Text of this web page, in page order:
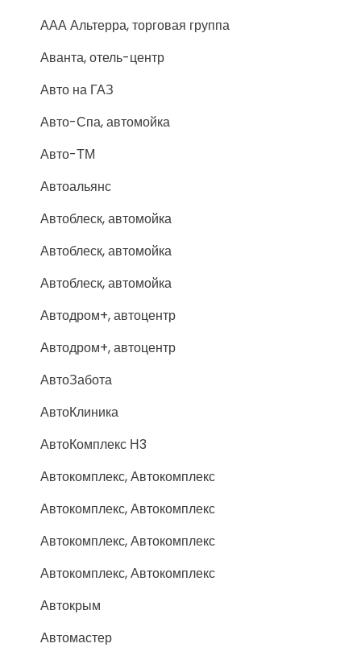
ААА Альтерра, торговая группа
Аванта, отель-центр
Авто на ГАЗ
Авто-Спа, автомойка
Авто-ТМ
Автоальянс
Автоблеск, автомойка
Автоблеск, автомойка
Автоблеск, автомойка
Автодром+, автоцентр
Автодром+, автоцентр
АвтоЗабота
АвтоКлиника
АвтоКомплекс Н3
Автокомплекс, Автокомплекс
Автокомплекс, Автокомплекс
Автокомплекс, Автокомплекс
Автокомплекс, Автокомплекс
Автокрым
Автомастер